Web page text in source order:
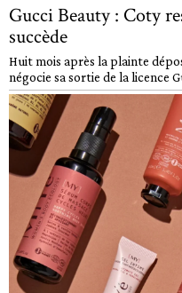
Gucci Beauty : Coty
succède
Huit mois après la plainte
négocie sa sortie de la licence